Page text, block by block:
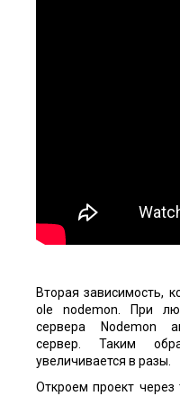
Вторая зависимость,
ole nodemon. При
сервера Nodemon
сервер. Таким
увеличивается в разы.
Откроем проект через